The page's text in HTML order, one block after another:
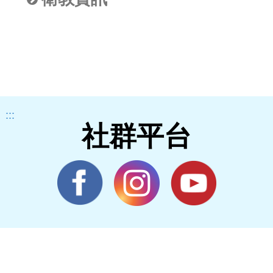
:::
社群平台